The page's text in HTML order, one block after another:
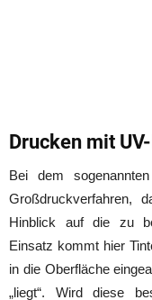
Drucken mit
Bei dem sogenannten
Großdruckverfahren,
Hinblick auf die zu
Einsatz kommt hier
in die Oberfläche
„liegt“. Wird diese